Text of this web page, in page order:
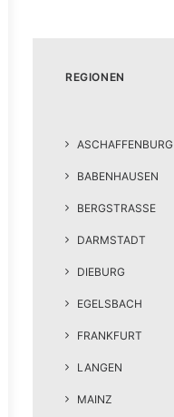
REGIONEN
ASCHAFFENBURG
BABENHAUSEN
BERGSTRASSE
DARMSTADT
DIEBURG
EGELSBACH
FRANKFURT
LANGEN
MAINZ